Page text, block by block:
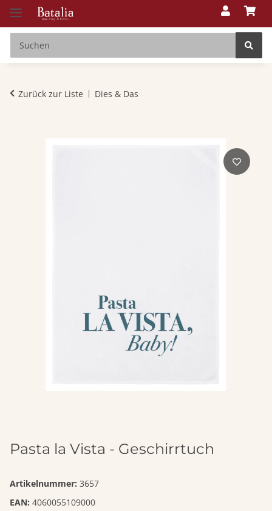
Zurück zur Liste Dies & Das
Pasta la Vista - Geschirrtuch
Artikelnummer: 3657
EAN: 4060055109000